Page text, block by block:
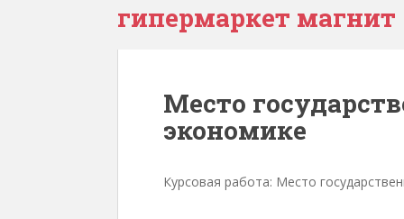
гипермаркет магнит
Место
экономике
Курсовая работа: Место